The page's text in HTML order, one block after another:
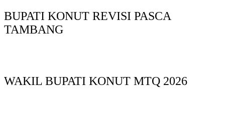
BUPATI KONUT REVISI PASCA
TAMBANG
WAKIL BUPATI KONUT MTQ 2026